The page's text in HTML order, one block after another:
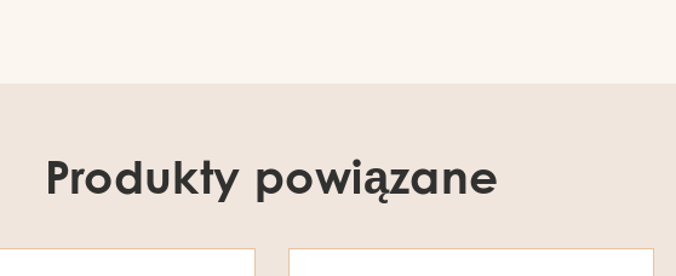
Produkty powiązane